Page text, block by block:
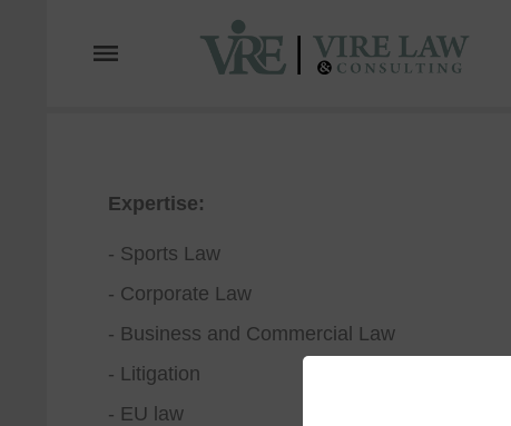
O NÁS ZÁKLADNÉ HODNOTY PRAX
Vyhľadávanie
Expertise:
- Sports Law
- Corporate Law
- Business and Commercial Law
- Litigation
- EU law